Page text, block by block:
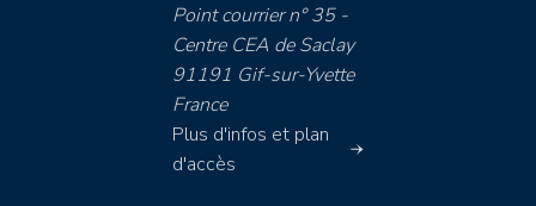
Point courrier n° 35 -
Centre CEA de Saclay
91191 Gif-sur-Yvette
France
Plus d'infos et plan
d'accès